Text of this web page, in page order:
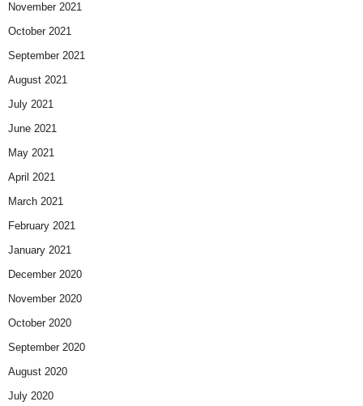
November 2021
October 2021
September 2021
August 2021
July 2021
June 2021
May 2021
April 2021
March 2021
February 2021
January 2021
December 2020
November 2020
October 2020
September 2020
August 2020
July 2020